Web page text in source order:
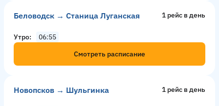
Беловодск → Станица Луганская 1 рейс в день
Утро
06:55
Смотреть расписание
Новопсков → Шульгинка 1 рейс в день